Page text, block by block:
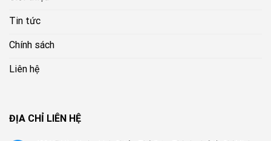
Tin tức
Chính sách
Liên hệ
ĐỊA CHỈ LIÊN HỆ